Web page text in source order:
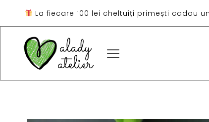
La fiecare 100 lei cheltuiți primești cadou